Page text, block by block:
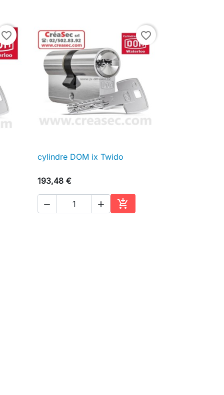
favorite_border
au panier
favorite_border
 Aperçu rapide
cylindre DOM ix Twido
193,48 €
  
Ajouter au panier